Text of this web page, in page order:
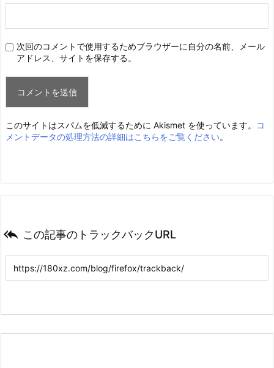
次回のコメントで使用するためブラウザーに自分の名前、メール
アドレス、サイトを保存する。
このサイトはスパムを低減するために Akismet を使っています。
コ
メントデータの処理方法の詳細はこちらをご覧ください。
 この記事のトラックバックURL